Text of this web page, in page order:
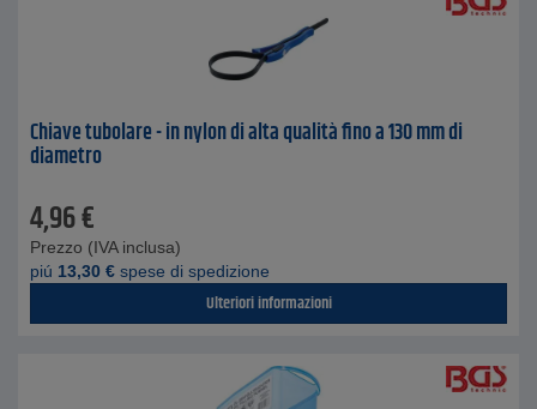
Chiave tubolare - in nylon di alta qualità fino a 130 mm di
diametro
4,96€
Prezzo (IVA inclusa)
piú 13,30 € spese di spedizione
Ulteriori informazioni